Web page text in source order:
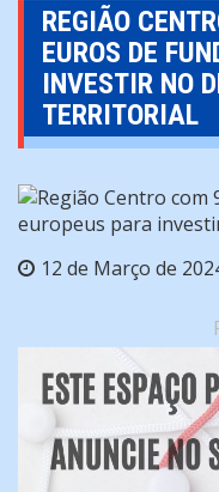
REGIÃO
EUROS DE
INVESTIR NO
TERRITORIAL
12 de Março de